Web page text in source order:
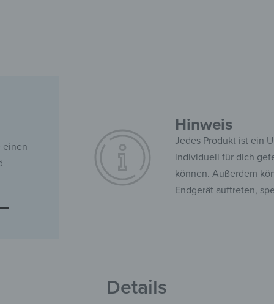
einen
Hinweis
Jedes Produkt ist ein
individuell für dich
können. Außerdem
Endgerät auftreten,
Details